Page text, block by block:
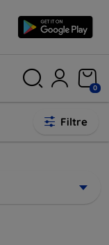
0
Filtre